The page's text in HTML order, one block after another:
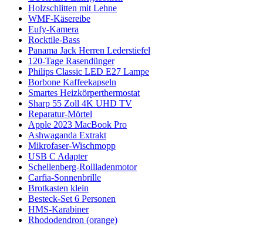
Holzschlitten mit Lehne
WMF-Käsereibe
Eufy-Kamera
Rocktile-Bass
Panama Jack Herren Lederstiefel
120-Tage Rasendünger
Philips Classic LED E27 Lampe
Borbone Kaffeekapseln
Smartes Heizkörperthermostat
Sharp 55 Zoll 4K UHD TV
Reparatur-Mörtel
Apple 2023 MacBook Pro
Ashwaganda Extrakt
Mikrofaser-Wischmopp
USB C Adapter
Schellenberg-Rollladenmotor
Carfia-Sonnenbrille
Brotkasten klein
Besteck-Set 6 Personen
HMS-Karabiner
Rhododendron (orange)